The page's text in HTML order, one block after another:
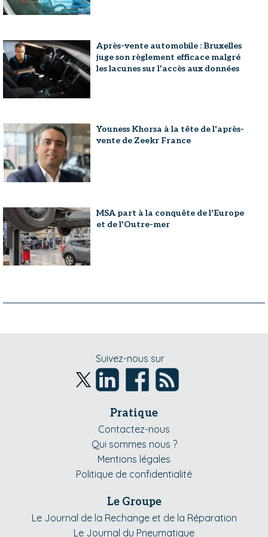
Après-vente automobile : Bruxelles
juge son règlement efficace malgré
les lacunes sur l'accès aux données
Youness Khorsa à la tête de l'après-
vente de Zeekr France
MSA part à la conquête de l'Europe
et de l'Outre-mer
Suivez-nous sur
Pratique
Contactez-nous
Qui sommes nous ?
Mentions légales
Politique de confidentialité
Le Groupe
Le Journal de la Rechange et de la Réparation
Le Journal du Pneumatique